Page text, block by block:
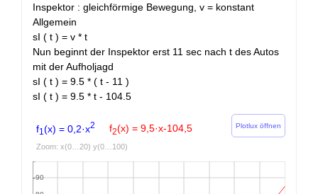
Inspektor : gleichförmige Bewegung, v = konstant
Allgemein
sI ( t ) = v * t
Nun beginnt der Inspektor erst 11 sec nach t des Autos
mit der Aufholjagd
sI ( t ) = 9.5 * ( t - 11 )
sI ( t ) = 9.5 * t - 104.5
Plotlux öffnen
f1 (x) = 0,2·x2 f2(x) = 9,5·x-104,5
Zoom: x(0…20) y(0…100)